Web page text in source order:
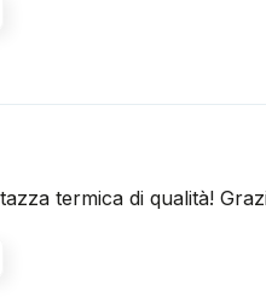
termica di qualità!